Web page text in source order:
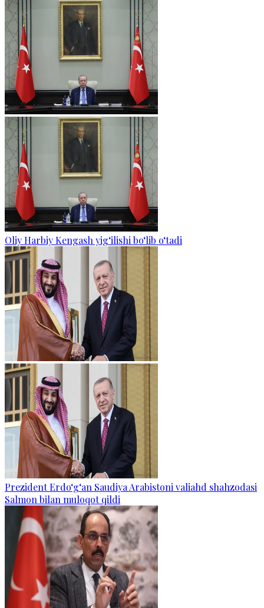
Oliy Harbiy Kengash yig‘ilishi bo‘lib o‘tadi
Prezident Erdo‘g‘an Saudiya Arabistoni valiahd shahzodasi
Salmon bilan muloqot qildi